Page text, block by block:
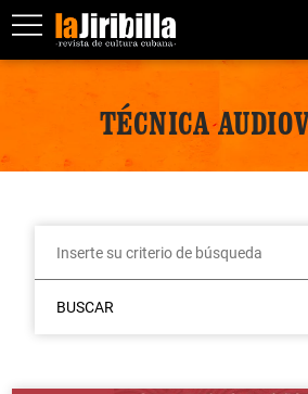
TÉCNICA
BUSCAR